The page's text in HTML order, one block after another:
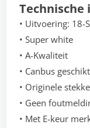
• Uitvoering: 18-
• Super white
• A-Kwaliteit
• Canbus geschikt
• Originele
• Geen
• Met E-keur